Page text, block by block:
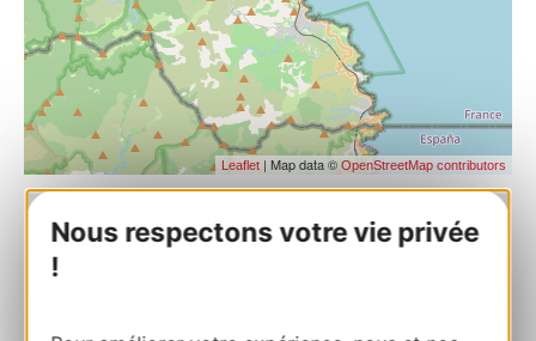
Nous respectons votre vie privée
!
Leaflet | Map data © OpenStreetMap contributors
L’ARCHIPEL